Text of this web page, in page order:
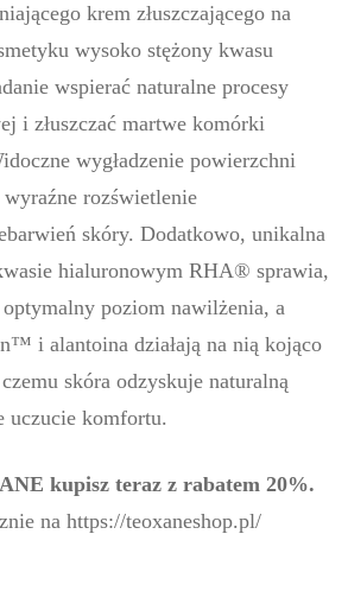
krem złuszczającego na
wysoko stężony kwasu
wspierać naturalne procesy
i złuszczać martwe komórki
wygładzenie powierzchni
rozświetlenie
skóry. Dodatkowo, unikalna
hialuronowym RHA® sprawia,
poziom nawilżenia, a
i alantoina działają na nią kojąco
skóra odzyskuje naturalną
uczucie komfortu.
kupisz teraz z rabatem 20%.
na https://teoxaneshop.pl/